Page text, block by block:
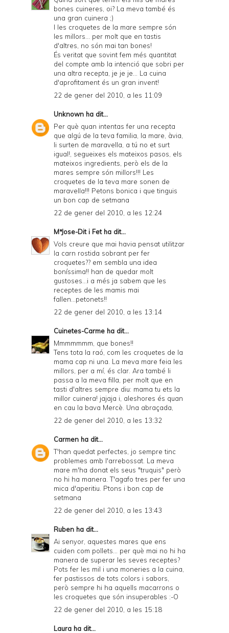
bones cuineres, oi? La meva també és
una gran cuinera ;)
I les croquetes de la mare sempre són
les millors... per molt que en tastis
d'altres, no són mai tan bones!
És veritat que sovint fem més quantitat
del compte amb la intenció que sobri per
una altra recepta, je je je... La cuina
d'aprofitament és un gran invent!
22 de gener del 2010, a les 11:09
Unknown ha dit...
Per què quan intentas fer una recepta
que algú de la teva familia, la mare, àvia,
li surten de maravella, a tú no et surt
igual!, segueixes els mateixos pasos, els
mateixos ingredients, però els de la
mares sempre són millors!!! Les
croquetes de la teva mare sonen de
maravella!!! Petons bonica i que tinguis
un bon cap de setmana
22 de gener del 2010, a les 12:24
MªJose-Dit i Fetha dit...
Vols creure que mai havia pensat utilitzar
la carn rostida sobrant per fer
croquetes?? em sembla una idea
boníssima!! han de quedar molt
gustoses...i a més ja sabem que les
receptes de les mamis mai
fallen...petonets!!
22 de gener del 2010, a les 13:14
Cuinetes-Carme ha dit...
Mmmmmmm, que bones!!
Tens tota la raó, com les croquetes de la
mama cap ni una. La meva mare feia les
millors, per a mí, és clar. Ara també li
passa a la meva filla, per molt que en
tasti d'altres sempre diu: mama tu ets la
millor cuinera! jajaja i, aleshores és quan
en cau la bava Mercè. Una abraçada,
22 de gener del 2010, a les 13:32
Carmen ha dit...
T'han quedat perfectes, jo sempre tinc
problemes amb l'arrebossat. La meva
mare m'ha donat els seus "truquis" però
no hi ha manera. T'agafo tres per fer una
mica d'aperitiu. Ptons i bon cap de
setmana
22 de gener del 2010, a les 13:43
Ruben ha dit...
Ai senyor, aquestes mares que ens
cuiden com pollets... per què mai no hi ha
manera de superar les seves receptes?
Pots fer les mil i una moneries a la cuina,
fer pastissos de tots colors i sabors,
però sempre hi ha aquells macarrons o
les croquetes que són insuperables :-O
22 de gener del 2010, a les 15:18
Laura ha dit...